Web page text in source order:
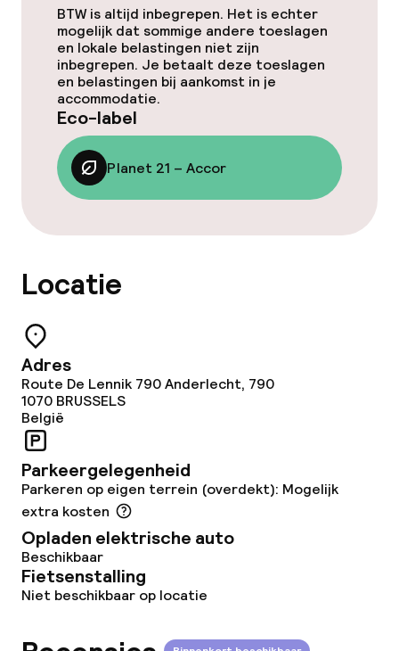
Wasfaciliteiten (wasmachine)
Wasservice
Zakelijke faciliteiten
Conferentieruimte
Eco-label
Beleid
Overal rookvrij
BTW is altijd inbegrepen. Het is echter
mogelijk dat sommige andere toeslagen
en lokale belastingen niet zijn
inbegrepen. Je betaalt deze toeslagen
en belastingen bij aankomst in je
accommodatie.
Eco-label
Planet 21 – Accor
Locatie
Adres
Route De Lennik 790 Anderlecht, 790
1070 BRUSSELS
België
Parkeergelegenheid
Parkeren op eigen terrein (overdekt): Mogelijk
extra kosten
Opladen elektrische auto
Beschikbaar
Fietsenstalling
Niet beschikbaar op locatie